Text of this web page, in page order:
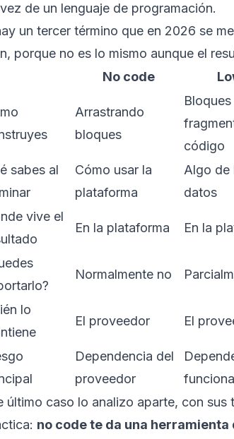
de un lenguaje de programación.
un tercer término que en 2026 se
porque no es lo mismo aunque el
No code
Arrastrando
bloques
Bloques
código
sabes al
Cómo usar la
plataforma
Algo de
datos
vive el
En la plataforma En la
Normalmente no
lo
El proveedor El
Dependencia del
proveedor
último caso lo analizo aparte, con sus
no code te da una